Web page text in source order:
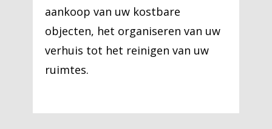
aankoop van uw kostbare
objecten, het organiseren van uw
verhuis tot het reinigen van uw
ruimtes.